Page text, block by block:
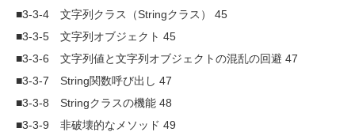
■3-3-4 文字列クラス（Stringクラス） 45
■3-3-5 文字列オブジェクト 45
■3-3-6 文字列値と文字列オブジェクトの混乱の回避 47
■3-3-7 String関数呼び出し 47
■3-3-8 Stringクラスの機能 48
■3-3-9 非破壊的なメソッド 49